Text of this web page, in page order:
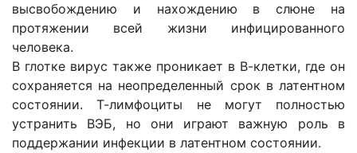
высвобождению и нахождению в слюне на
протяжении всей жизни инфицированного
человека.
В глотке вирус также проникает в В-клетки, где он
сохраняется на неопределенный срок в латентном
состоянии. Т-лимфоциты не могут полностью
устранить ВЭБ, но они играют важную роль в
поддержании инфекции в латентном состоянии.